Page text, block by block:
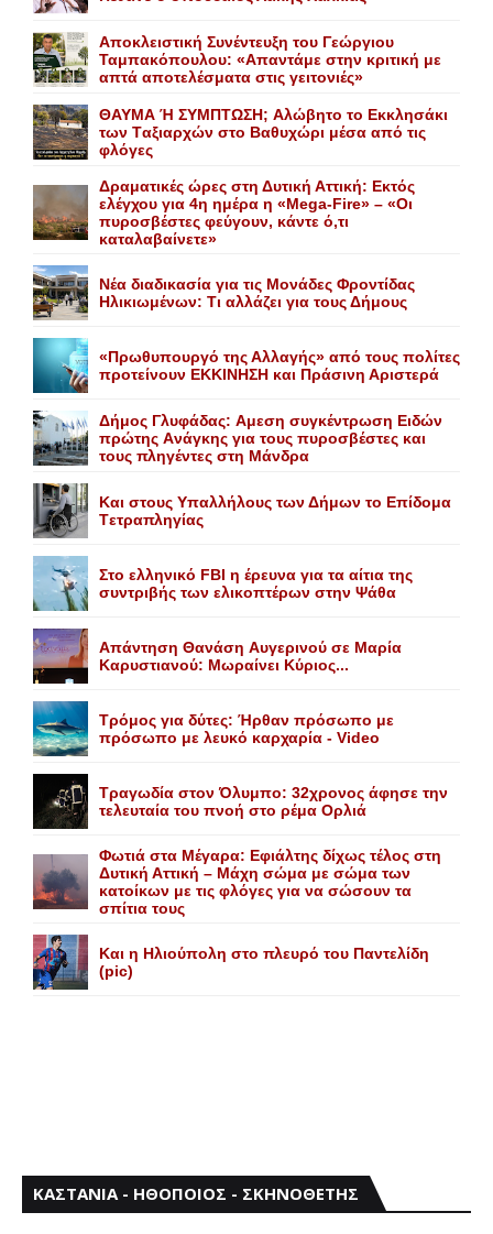
Αποκλειστική Συνέντευξη του Γεώργιου
Ταμπακόπουλου: «Απαντάμε στην κριτική με
απτά αποτελέσματα στις γειτονιές»
ΘΑΥΜΑ Ή ΣΥΜΠΤΩΣΗ; Aλώβητο το Eκκλησάκι
των Tαξιαρχών στο Bαθυχώρι μέσα από τις
φλόγες
Δραματικές ώρες στη Δυτική Αττική: Εκτός
ελέγχου για 4η ημέρα η «Mega-Fire» – «Οι
πυροσβέστες φεύγουν, κάντε ό,τι
καταλαβαίνετε»
Nέα διαδικασία για τις Mονάδες Φροντίδας
Hλικιωμένων: Tι αλλάζει για τους Δήμους
«Πρωθυπουργό της Αλλαγής» από τους πολίτες
προτείνουν EKKINHΣΗ και Πράσινη Αριστερά
Δήμος Γλυφάδας: Aμεση συγκέντρωση Eιδών
πρώτης Aνάγκης για τους πυροσβέστες και
τους πληγέντες στη Mάνδρα
Kαι στους Yπαλλήλους των Δήμων το Eπίδομα
Tετραπληγίας
Στο ελληνικό FBI η έρευνα για τα αίτια της
συντριβής των ελικοπτέρων στην Ψάθα
Aπάντηση Θανάση Aυγερινού σε Mαρία
Kαρυστιανού: Mωραίνει Kύριος...
Τρόμος για δύτες: Ήρθαν πρόσωπο με
πρόσωπο με λευκό καρχαρία - Video
Τραγωδία στον Όλυμπο: 32χρονος άφησε την
τελευταία του πνοή στο ρέμα Ορλιά
Φωτιά στα Μέγαρα: Εφιάλτης δίχως τέλος στη
Δυτική Αττική – Μάχη σώμα με σώμα των
κατοίκων με τις φλόγες για να σώσουν τα
σπίτια τους
Και η Ηλιούπολη στο πλευρό του Παντελίδη
(pic)
ΚΑΣΤΑΝΙΑ - ΗΘΟΠΟΙΟΣ - ΣΚΗΝΟΘΕΤΗΣ